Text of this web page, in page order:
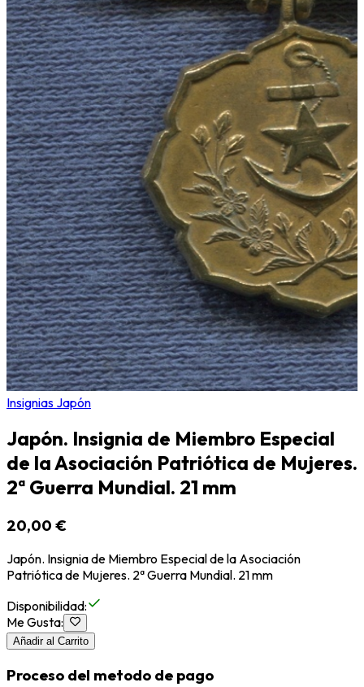
Insignias Japón
Japón. Insignia de Miembro Especial
de la Asociación Patriótica de Mujeres.
2ª Guerra Mundial. 21 mm
20,00 €
Japón. Insignia de Miembro Especial de la Asociación
Patriótica de Mujeres. 2ª Guerra Mundial. 21 mm
Disponibilidad:
Me Gusta:
Añadir al Carrito
Proceso del metodo de pago